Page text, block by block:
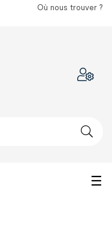
Où nous trouver ?
☰